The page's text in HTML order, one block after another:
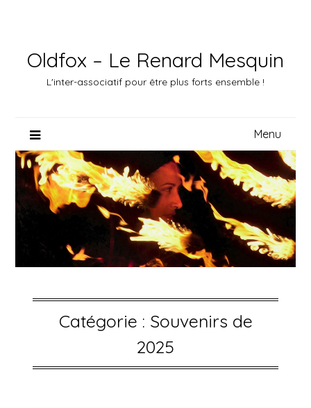
Oldfox – Le Renard Mesquin
L'inter-associatif pour être plus forts ensemble !
Menu
Catégorie : Souvenirs de
2025